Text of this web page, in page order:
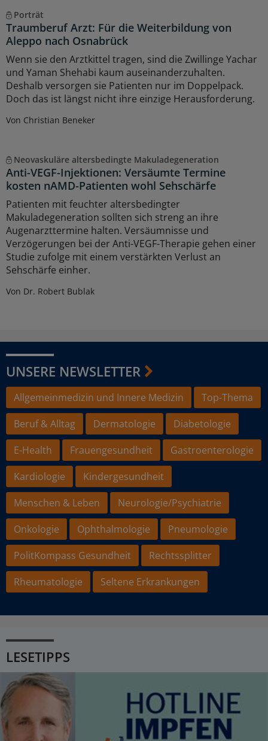
Porträt
Traumberuf Arzt: Für die Weiterbildung von
Aleppo nach Osnabrück
Wenn sie den Arztkittel tragen, sind die Zwillinge Yachar
und Yaman Shehabi kaum auseinanderzuhalten.
Deshalb versorgen sie Patienten nur im Doppelpack.
Doch das ist längst nicht ihre einzige Herausforderung.
Von Christian Beneker
Neovaskuläre altersbedingte Makuladegeneration
Anti-VEGF-Injektionen: Versäumte Termine
kosten nAMD-Patienten wohl Sehschärfe
Patienten mit feuchter altersbedingter
Makuladegeneration sollten sich streng an ihre
Augenarzttermine halten. Versäumnisse und
Verzögerungen bei der Anti-VEGF-Therapie gehen einer
Studie zufolge mit einem verstärkten Verlust an
Sehschärfe einher.
Von Dr. Robert Bublak
UNSERE NEWSLETTER
Allgemeinmedizin und Innere Medizin
Top-Thema
Beruf & Alltag
Dermatologie
Diabetologie
E-Health
Frauengesundheit
Gastroenterologie
Kardiologie
Kindergesundheit
Menschen & Leben
Neurologie/Psychiatrie
Onkologie
Ophthalmologie
Pneumologie
PolitKompass Gesundheit
Rechtssplitter
Rheumatologie
Seltene Erkrankungen
LESETIPPS